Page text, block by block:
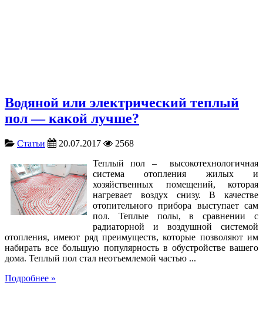
Водяной или электрический теплый
пол — какой лучше?
Статьи 20.07.2017
2568
Теплый пол – высокотехнологичная
система отопления жилых и
хозяйственных помещений, которая
нагревает воздух снизу. В качестве
отопительного прибора выступает сам
пол. Теплые полы, в сравнении с
радиаторной и воздушной системой
отопления, имеют ряд преимуществ, которые позволяют им
набирать все большую популярность в обустройстве вашего
дома. Теплый пол стал неотъемлемой частью ...
Подробнее »